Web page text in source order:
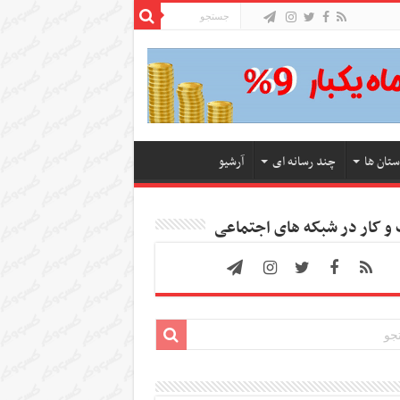
ها چند رسانه ای آرشیو
کار در شبکه های اجتماعی